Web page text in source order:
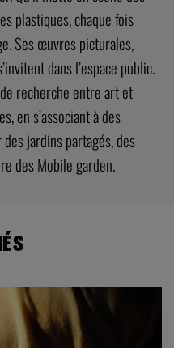
plastiques, chaque fois
Ses œuvres picturales,
dans l’espace public.
recherche entre art et
en s’associant à des
jardins partagés, des
des Mobile garden.